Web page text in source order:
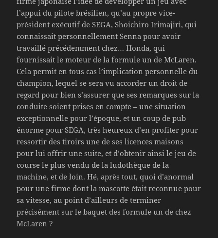
l’appui du pilote brésilien, qu’au propre vice-
président exécutif de SEGA, Shoichiro Irimajiri, qui
connaissait personnellement Senna pour avoir
travaillé précédemment chez… Honda, qui
fournissait le moteur de la formule un de McLaren.
Cela permit en tous cas l’implication personnelle du
champion, lequel se sera vu accorder un droit de
regard pour bien s’assurer que ses remarques sur la
conduite soient prises en compte – une situation
exceptionnelle pour l’époque, et un coup de pub
énorme pour SEGA, très heureux d’en profiter pour
ressortir des tiroirs une de ses licences maisons
pour lui offrir une suite, et d’obtenir ainsi le jeu de
course le plus vendu de la ludothèque de la
machine, et de loin. Hé, après tout, quoi d’anormal
pour une firme dont la mascotte était reconnue pour
sa vitesse, au point d’ailleurs de terminer
précisément sur le baquet des formule un de chez
McLaren ?